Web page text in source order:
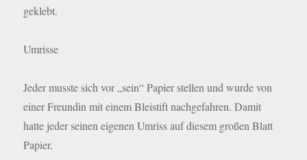
geklebt.
Umrisse
Jeder musste sich vor „sein“ Papier stellen und wurde von
einer Freundin mit einem Bleistift nachgefahren. Damit
hatte jeder seinen eigenen Umriss auf diesem großen Blatt
Papier.